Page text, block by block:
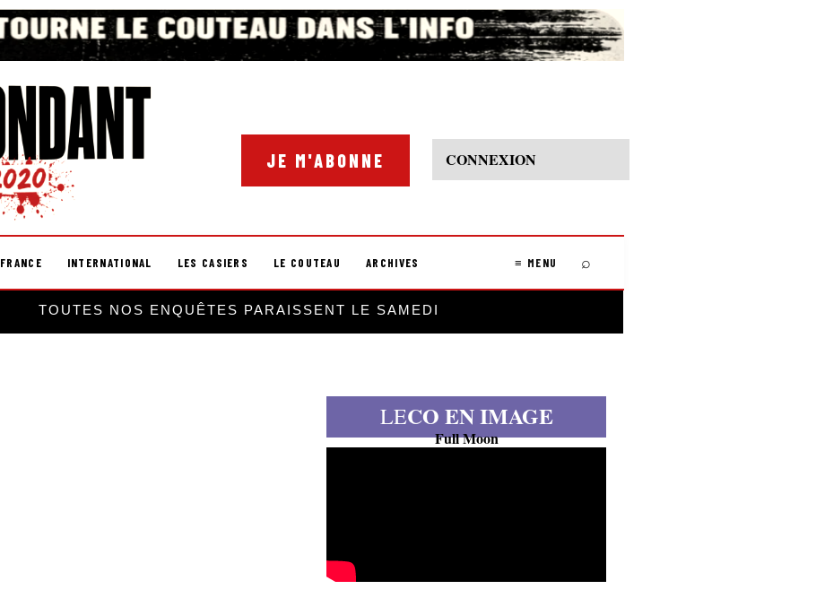
JE M'ABONNE CONNEXION
FRANCE INTERNATIONAL LES CASIERS LE COUTEAU ARCHIVES ≡ MENU ⌕
TOUTES NOS ENQUÊTES PARAISSENT LE SAMEDI
LECO EN IMAGE
Full Moon